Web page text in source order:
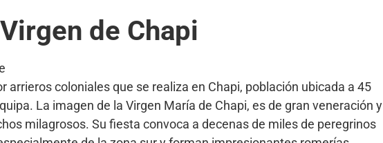
de Chapi
arrieros coloniales que se realiza en Chapi, población ubicada a 45
La imagen de la Virgen María de Chapi, es de gran veneración y
milagrosos. Su fiesta convoca a decenas de miles de peregrinos